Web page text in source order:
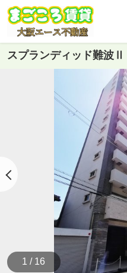
スプランディッド難波Ⅱ
1 / 16